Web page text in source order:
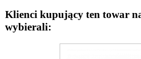
Klienci kupujący ten towar
wybierali: